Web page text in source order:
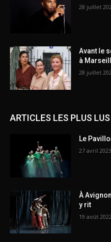
28 juillet
Avant le
à
28 juillet
ARTICLES LES PLUS LUS
Le
27 avril 2023
À
y rit
19 août 2022